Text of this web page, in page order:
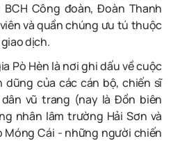
Công đoàn, Đoàn Thanh
và quần chúng ưu tú thuộc
dịch.
Pò Hèn là nơi ghi dấu về cuộc
dũng của các cán bộ, chiến sĩ
vũ trang (nay là Đồn biên
nhân lâm trường Hải Sơn và
Cái - những người chiến